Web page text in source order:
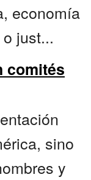
economía
just...
comités
sino
y